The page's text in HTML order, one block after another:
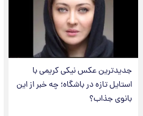
جدیدترین عکس نیکی کریمی با
استایل تازه در باشگاه؛ چه خبر از این
بانوی جذاب؟